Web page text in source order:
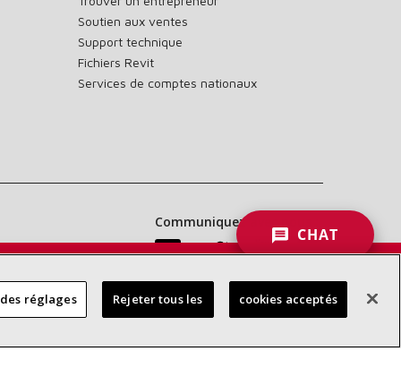
Soutien aux ventes
Support technique
Fichiers Revit
Services de comptes nationaux
Communiquez avec nous :
CHAT
réglages Rejeter tous les cookies acceptés